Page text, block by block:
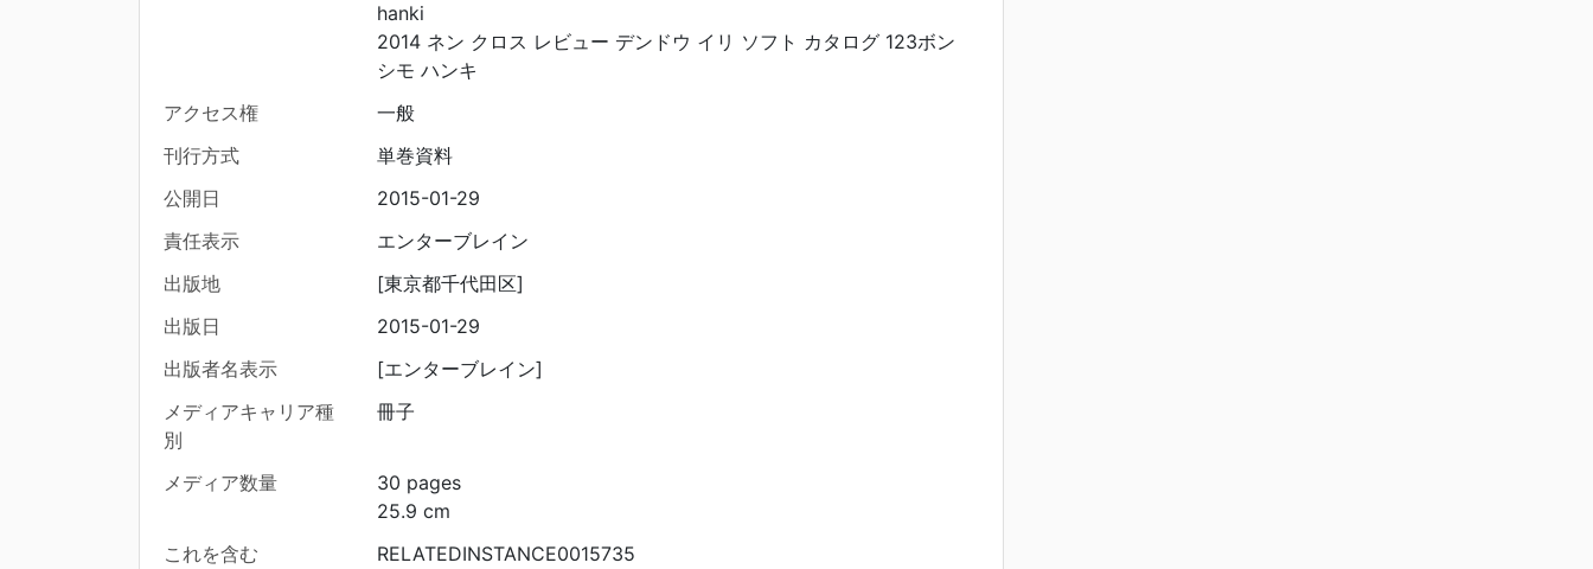
hanki
2014 ネン クロス レビュー デンドウ イリ ソフト カタログ 123ボン
シモ ハンキ
アクセス権
一般
刊行方式
単巻資料
公開日
2015-01-29
責任表示
エンターブレイン
出版地
[東京都千代田区]
出版日
2015-01-29
出版者名表示
[エンターブレイン]
メディアキャリア種
別
冊子
メディア数量
30 pages
25.9 cm
これを含む
RELATEDINSTANCE0015735